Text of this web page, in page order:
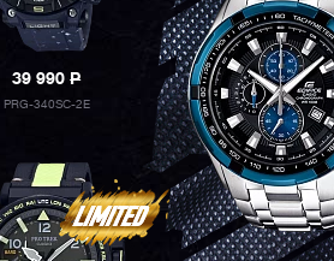
39 990P
PRG-340SC-2E